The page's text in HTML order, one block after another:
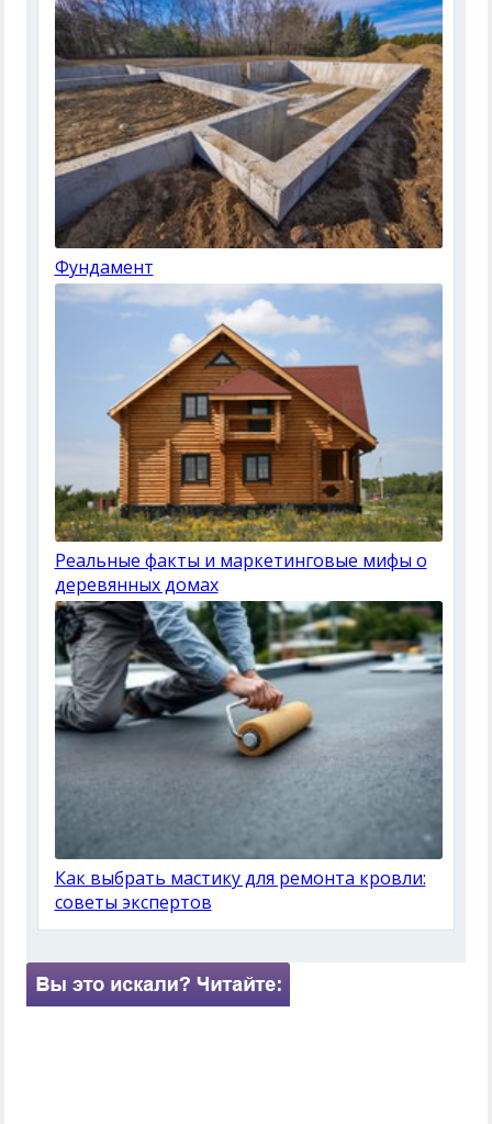
Фундамент
Реальные факты и маркетинговые мифы о
деревянных домах
Как выбрать мастику для ремонта кровли:
советы экспертов